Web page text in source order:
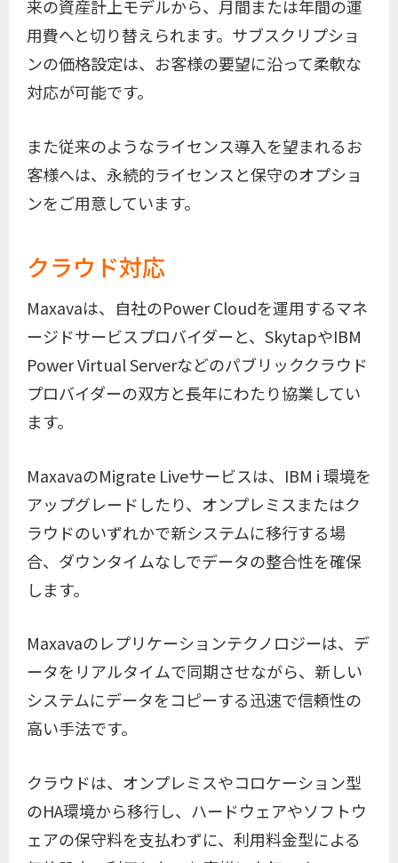
来の資産計上モデルから、月間または年間の運
用費へと切り替えられます。サブスクリプショ
ンの価格設定は、お客様の要望に沿って柔軟な
対応が可能です。
また従来のようなライセンス導入を望まれるお
客様へは、永続的ライセンスと保守のオプショ
ンをご用意しています。
クラウド対応
Maxavaは、自社のPower Cloudを運用するマネ
ージドサービスプロバイダーと、SkytapやIBM
Power Virtual Serverなどのパブリッククラウド
プロバイダーの双方と長年にわたり協業してい
ます。
MaxavaのMigrate Liveサービスは、IBM i 環境を
アップグレードしたり、オンプレミスまたはク
ラウドのいずれかで新システムに移行する場
合、ダウンタイムなしでデータの整合性を確保
します。
Maxavaのレプリケーションテクノロジーは、デ
ータをリアルタイムで同期させながら、新しい
システムにデータをコピーする迅速で信頼性の
高い手法です。
クラウドは、オンプレミスやコロケーション型
のHA環境から移行し、ハードウェアやソフトウ
ェアの保守料を支払わずに、利用料金型による